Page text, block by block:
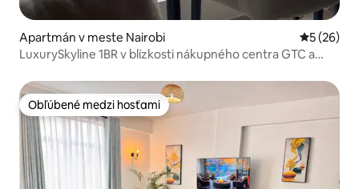
Apartmán v meste Nairobi
5 (26)
LuxurySkyline 1BR v blízkosti nákupného centra GTC a
Obľúbené medzi hosťami
Obľúbené medzi hosťami